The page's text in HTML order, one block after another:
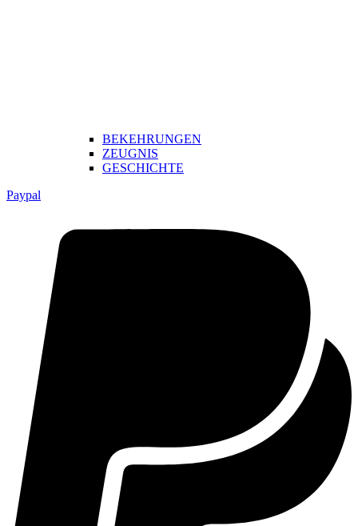
BEKEHRUNGEN
ZEUGNIS
GESCHICHTE
Paypal